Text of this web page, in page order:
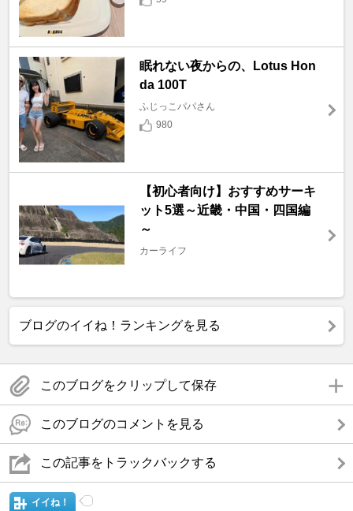
眠れない夜からの、Lotus Hon
da 100T
ふじっこパパさん
980
【初心者向け】おすすめサーキ
ット5選～近畿・中国・四国編
～
カーライフ
ブログのイイね！ランキングを見る
このブログをクリップして保存
このブログのコメントを見る
この記事をトラックバックする
イイね！